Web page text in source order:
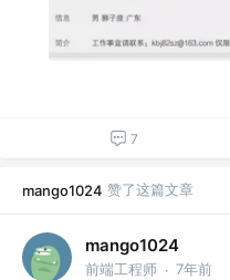
7
mango1024 赞了这篇文章
mango1024
前端工程师 · 7年前